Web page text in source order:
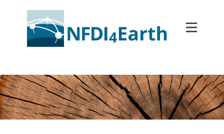
Home
2Participate
2Facilitate
2Interoperate